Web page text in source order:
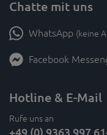
Chatte mit uns
WhatsApp (keine
Facebook
Hotline & E-Mail
Rufe uns an
+49 (0) 9363 997